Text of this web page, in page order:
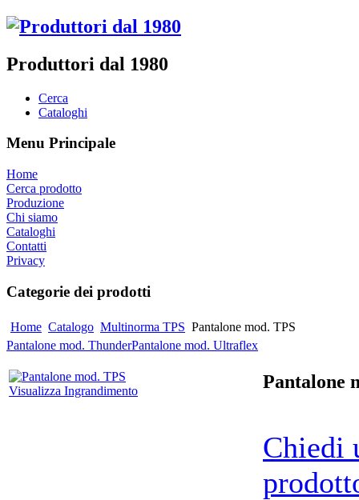
Produttori dal 1980
Cerca
Cataloghi
Menu Principale
Home
Cerca prodotto
Produzione
Chi siamo
Cataloghi
Contatti
Privacy
Categorie dei prodotti
Home Catalogo Multinorma TPS Pantalone mod. TPS
Pantalone mod. ThunderPantalone mod. Ultraflex
Visualizza Ingrandimento Pantalone
Chiedi